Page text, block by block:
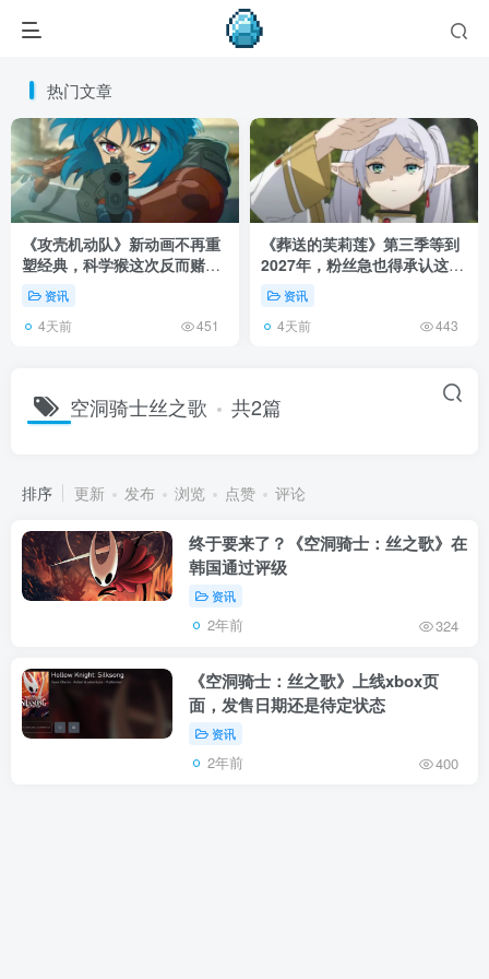
热门文章
《攻壳机动队》新动画不再重
塑经典，科学猴这次反而赌对
了！资讯
4天前 451
《葬送的芙莉莲》第三季等到
2027年，粉丝急也得承认这次
慢得有道理！
资讯
4天前 443
空洞骑士丝之歌 共2篇
排序 更新 发布 浏览 点赞 评论
终于要来了？《空洞骑士：丝之歌》在
韩国通过评级
资讯
2年前 324
《空洞骑士：丝之歌》上线xbox页
面，发售日期还是待定状态
资讯
2年前 400